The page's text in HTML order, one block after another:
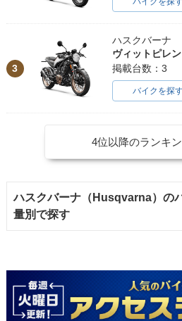
3
ハスクバーナ
ヴィットピレ
掲載台数：3
バイクを探
4位以降のランキ
ハスクバーナ（Husqvarna）の
量別で探す